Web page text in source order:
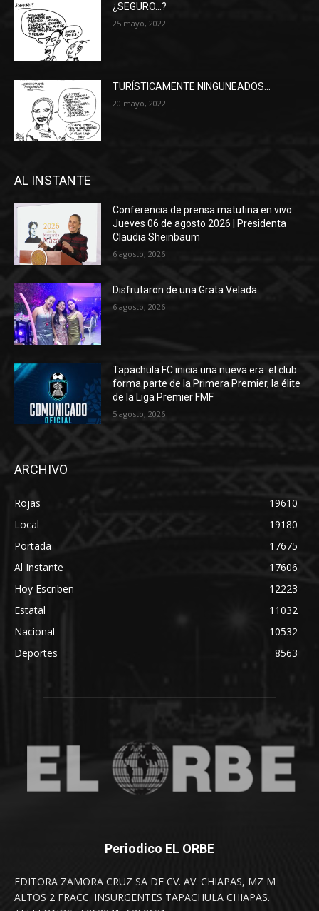
¿SEGURO…?
25 mayo, 2022
TURÍSTICAMENTE NINGUNEADOS…
20 mayo, 2022
AL INSTANTE
Conferencia de prensa matutina en vivo.
Jueves 06 de agosto 2026 | Presidenta
Claudia Sheinbaum
6 agosto, 2026
Disfrutaron de una Grata Velada
6 agosto, 2026
Tapachula FC inicia una nueva era: el club
forma parte de la Primera Premier, la élite
de la Liga Premier FMF
5 agosto, 2026
ARCHIVO
Rojas
19610
Local
19180
Portada
17675
Al Instante
17606
Hoy Escriben
12223
Estatal
11032
Nacional
10532
Deportes
8563
Periodico EL ORBE
EDITORA ZAMORA CRUZ SA DE CV. AV. CHIAPAS, MZ M
ALTOS 2 FRACC. INSURGENTES TAPACHULA CHIAPAS.